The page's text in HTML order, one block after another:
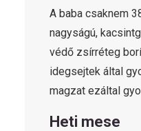
A baba csaknem
nagyságú,
védő zsírréteg
idegsejtek által
magzat ezáltal
Heti mese